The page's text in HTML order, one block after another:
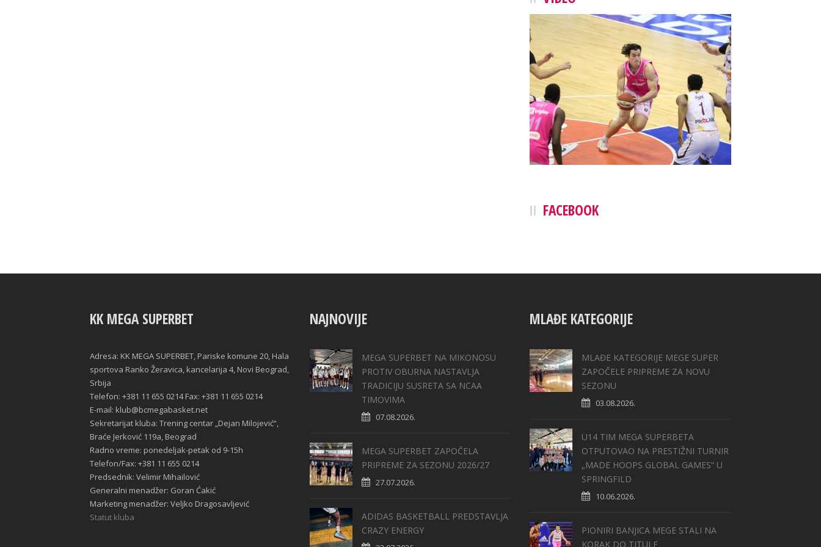
FACEBOOK
KK MEGA SUPERBET
Adresa: KK MEGA SUPERBET, Pariske komune 20, Hala
sportova Ranko Žeravica, kancelarija 4, Novi Beograd,
Srbija
Telefon: +381 11 655 0214 Fax: +381 11 655 0214
E-mail: klub@bcmegabasket.net
Sekretarijat kluba: Trening centar „Dejan Milojević“,
Braće Jerković 119a, Beograd
Radno vreme: ponedeljak-petak od 9-15h
Telefon/Fax: +381 11 655 0214
Predsednik: Velimir Mihailović
Generalni menadžer: Goran Ćakić
Marketing menadžer: Veljko Dragosavljević
Statut kluba
NAJNOVIJE
MEGA SUPERBET NA MIKONOSU
PROTIV OBURNA NASTAVLJA
TRADICIJU SUSRETA SA NCAA
TIMOVIMA
07.08.2026.
MEGA SUPERBET ZAPOČELA
PRIPREME ZA SEZONU 2026/27
27.07.2026.
ADIDAS BASKETBALL PREDSTAVLJA
CRAZY ENERGY
MLAĐE KATEGORIJE
MLAĐE KATEGORIJE MEGE SUPER
ZAPOČELE PRIPREME ZA NOVU
SEZONU
03.08.2026.
U14 TIM MEGA SUPERBETA
OTPUTOVAO NA PRESTIŽNI TURNIR
„MADE HOOPS GLOBAL GAMES“ U
SPRINGFILD
10.06.2026.
PIONIRI BANJICA MEGE STALI NA
KORAK DO TITULE